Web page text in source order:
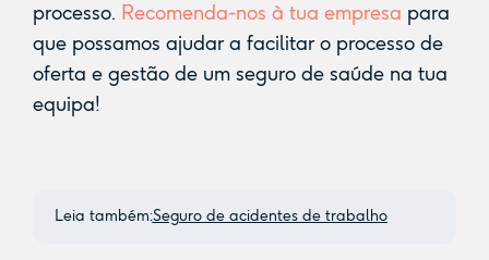
processo. Recomenda-nos à tua empresa para
que possamos ajudar a facilitar o processo de
oferta e gestão de um seguro de saúde na tua
equipa!
Leia também:Seguro de acidentes de trabalho